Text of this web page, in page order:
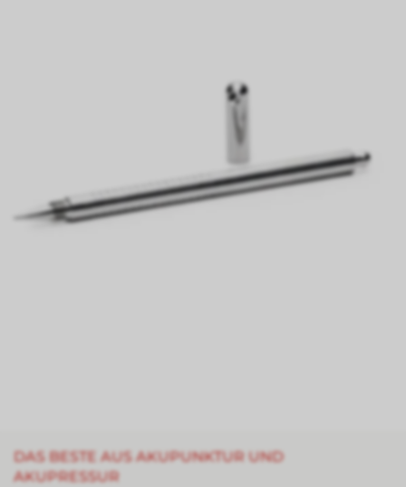
DAS BESTE AUS AKUPUNKTUR UND
AKUPRESSUR